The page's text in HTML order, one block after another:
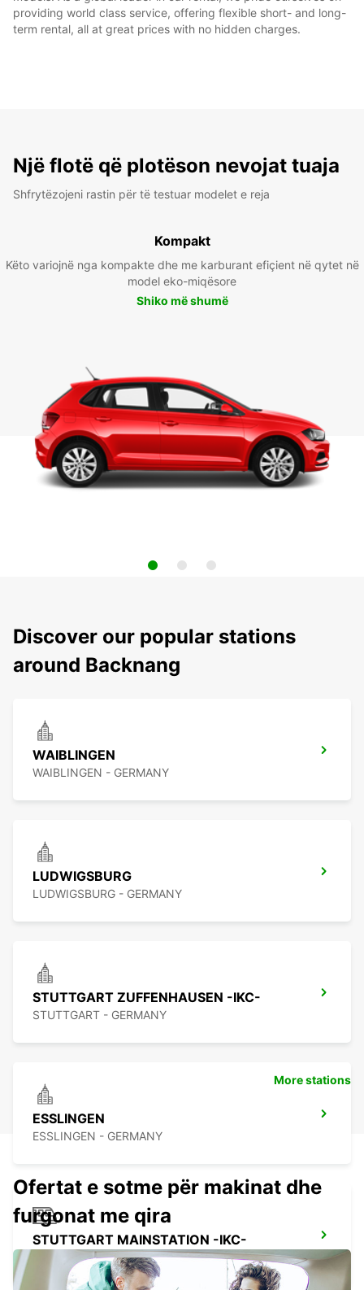
providing world class service, offering flexible short- and long-
term rental, all at great prices with no hidden charges.
Një flotë që plotëson nevojat tuaja
Shfrytëzojeni rastin për të testuar modelet e reja
Kompakt
Këto variojnë nga kompakte dhe me karburant efiçient në qytet në
model eko-miqësore
Shiko më shumë
Discover our popular stations
around Backnang
WAIBLINGEN
WAIBLINGEN - GERMANY
LUDWIGSBURG
LUDWIGSBURG - GERMANY
STUTTGART ZUFFENHAUSEN -IKC-
STUTTGART - GERMANY
ESSLINGEN
ESSLINGEN - GERMANY
STUTTGART MAINSTATION -IKC-
STUTTGART - GERMANY
More stations
Ofertat e sotme për makinat dhe
furgonat me qira